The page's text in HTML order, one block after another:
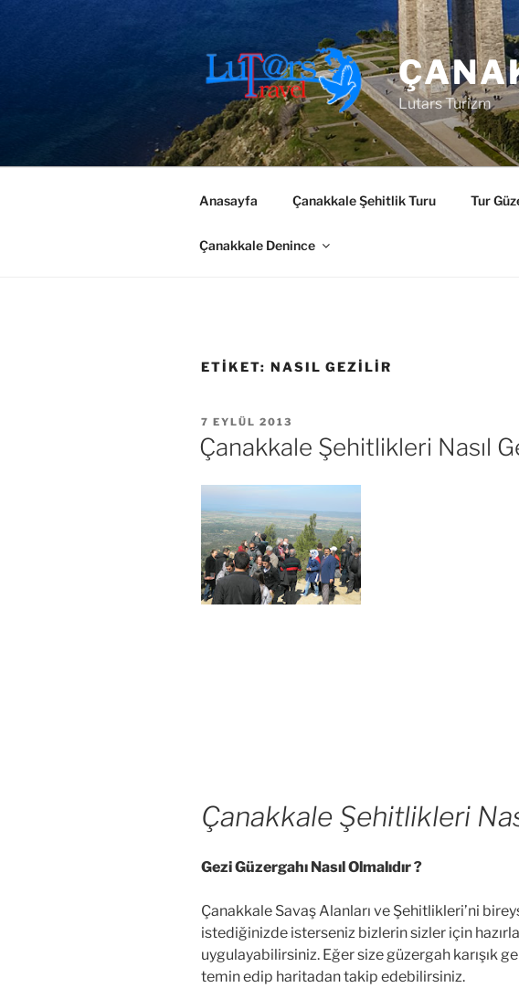
Lutars Turizm
Anasayfa Çanakkale Şehitlik Turu Tur
Çanakkale Denince
ETIKET: NASIL GEZILIR
YAYIM
TARIHI
7 EYLÜL 2013
Çanakkale Şehitlikleri Nasıl
Çanakkale Şehitlikleri
Gezi Güzergahı Nasıl Olmalıdır ?
Çanakkale Savaş Alanları ve Şehitlikleri’ni
istediğinizde isterseniz bizlerin sizler için
uygulayabilirsiniz. Eğer size güzergah karışık
temin edip haritadan takip edebilirsiniz.